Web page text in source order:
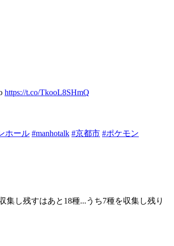
https://t.co/TkooL8SHmQ
ホール #manhotalk #京都市 #ポケモン
し残すはあと18種...うち7種を収集し残り